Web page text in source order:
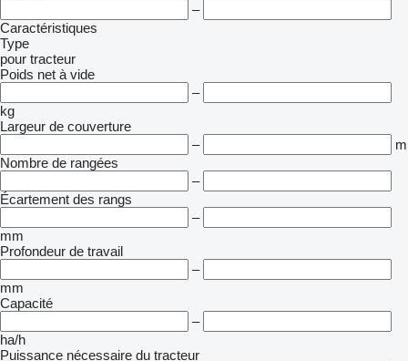
–
Caractéristiques
Type
pour tracteur
Poids net à vide
–
kg
Largeur de couverture
–
m
Nombre de rangées
–
Écartement des rangs
–
mm
Profondeur de travail
–
mm
Capacité
–
ha/h
Puissance nécessaire du tracteur